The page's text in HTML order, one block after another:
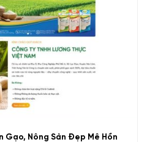
Gạo, Nông Sản Đẹp Mê Hồn